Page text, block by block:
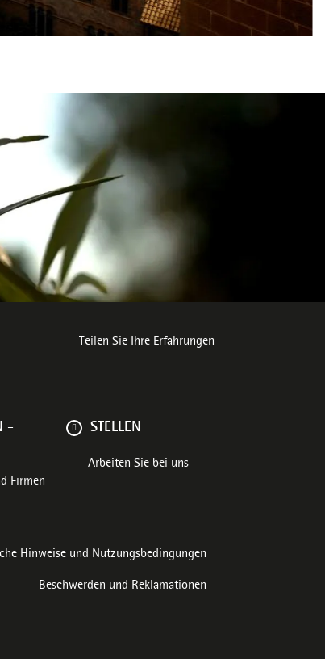
Teilen Sie Ihre Erfahrungen
-
Firmen
STELLEN
Arbeiten Sie bei uns
Hinweise und Nutzungsbedingungen
Beschwerden und Reklamationen